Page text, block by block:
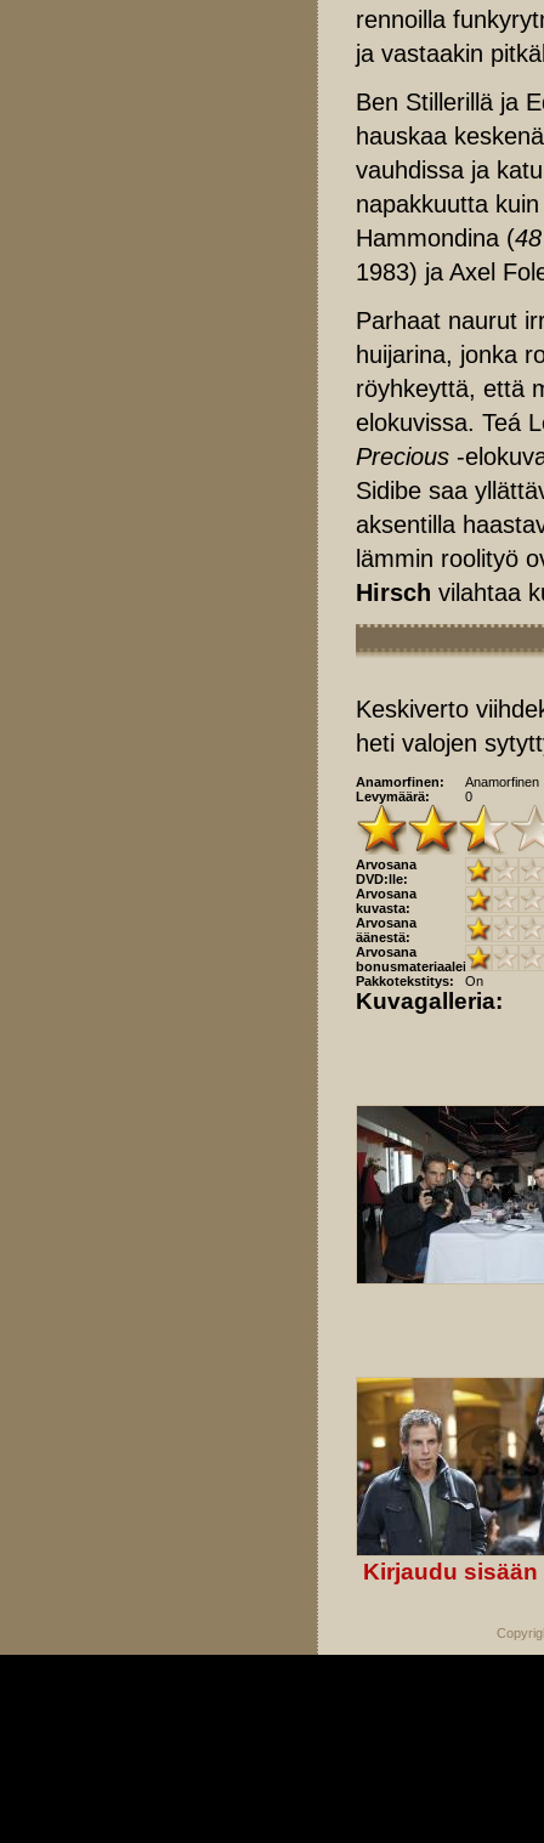
rennoilla
ja vastaakin
Ben Stillerillä ja
hauskaa
vauhdissa ja
napakkuutta
Hammondina (
1983) ja Axel
Parhaat naurut
huijarina, jonka
röyhkeyttä, että
elokuvissa. Teá
Precious -
Sidibe saa
aksentilla
lämmin roolityö
Hirsch vilahtaa
Keskiverto
heti valojen
Anamorfinen:
Anamorfinen
Levymäärä:
0
Arvosana
DVD:lle:
Arvosana
kuvasta:
Arvosana
äänestä:
Arvosana
bonusmateriaaleista:
Pakkotekstitys:
On
Kuvagalleria:
Kirjaudu sisään